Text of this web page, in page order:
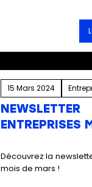
15 Mars 2024
NEWSLETTER
ENTREPRISES
Découvrez la
mois de mars !